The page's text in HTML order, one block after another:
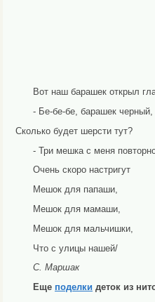
Вот наш барашек открыл
- Бе-бе-бе, барашек черный,
Сколько будет шерсти тут?
- Три мешка с меня
Очень скоро настригут
Мешок для папаши,
Мешок для мамаши,
Мешок для мальчишки,
Что с улицы нашей/
С. Маршак
Еще поделки деток из